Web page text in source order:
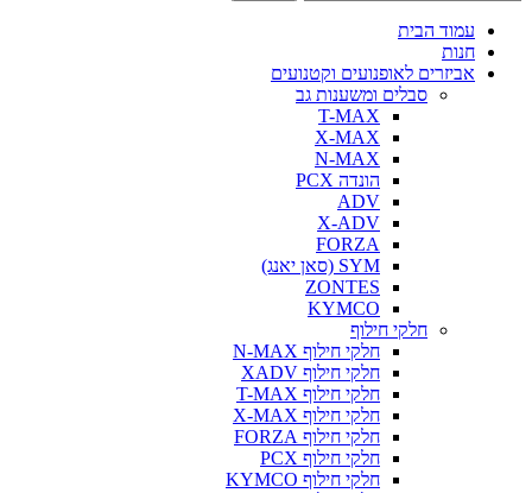
עמוד הבית
חנות
אביזרים לאופנועים וקטנועים
סבלים ומשענות גב
T-MAX
X-MAX
N-MAX
הונדה PCX
ADV
X-ADV
FORZA
SYM (סאן יאנג)
ZONTES
KYMCO
חלקי חילוף
חלקי חילוף N-MAX
חלקי חילוף XADV
חלקי חילוף T-MAX
חלקי חילוף X-MAX
חלקי חילוף FORZA
חלקי חילוף PCX
חלקי חילוף KYMCO